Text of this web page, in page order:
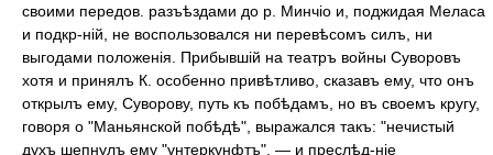
своими передов. разъѣздами до р. Минчіо и, поджидая Меласа
и подкр-ній, не воспользовался ни перевѣсомъ силъ, ни
выгодами положенія. Прибывшій на театръ войны Суворовъ
хотя и принялъ К. особенно привѣтливо, сказавъ ему, что онъ
открылъ ему, Суворову, путь къ побѣдамъ, но въ своемъ кругу,
говоря о "Маньянской побѣдѣ", выражался такъ: "нечистый
духъ шепнулъ ему "унтеркунфтъ", — и преслѣд-ніе